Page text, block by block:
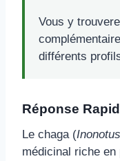
Vous y
différents
Réponse
Le chaga (
médicinal riche